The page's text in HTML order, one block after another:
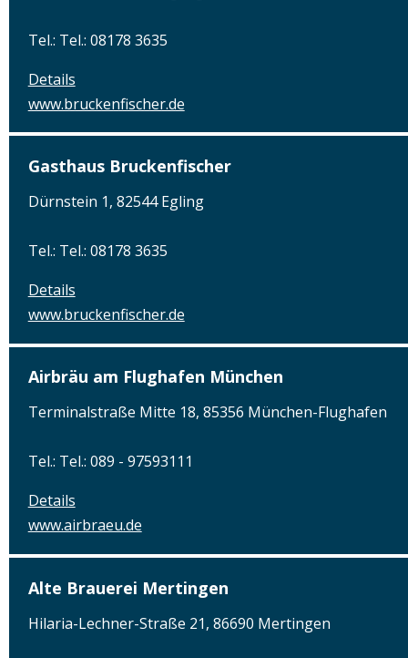
Tel.: Tel.: 08178 3635
Details
www.bruckenfischer.de
Gasthaus Bruckenfischer
Dürnstein 1, 82544 Egling
Tel.: Tel.: 08178 3635
Details
www.bruckenfischer.de
Airbräu am Flughafen München
Terminalstraße Mitte 18, 85356 München-Flughafen
Tel.: Tel.: 089 - 97593111
Details
www.airbraeu.de
Alte Brauerei Mertingen
Hilaria-Lechner-Straße 21, 86690 Mertingen